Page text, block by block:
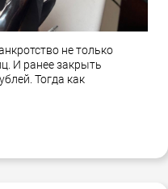
не только
И ранее закрыть
Тогда как